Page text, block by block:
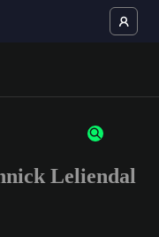
or numbers
Leliendal